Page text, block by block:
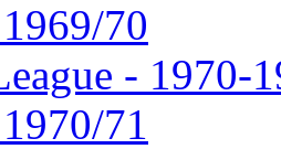
70
- 1970-
71